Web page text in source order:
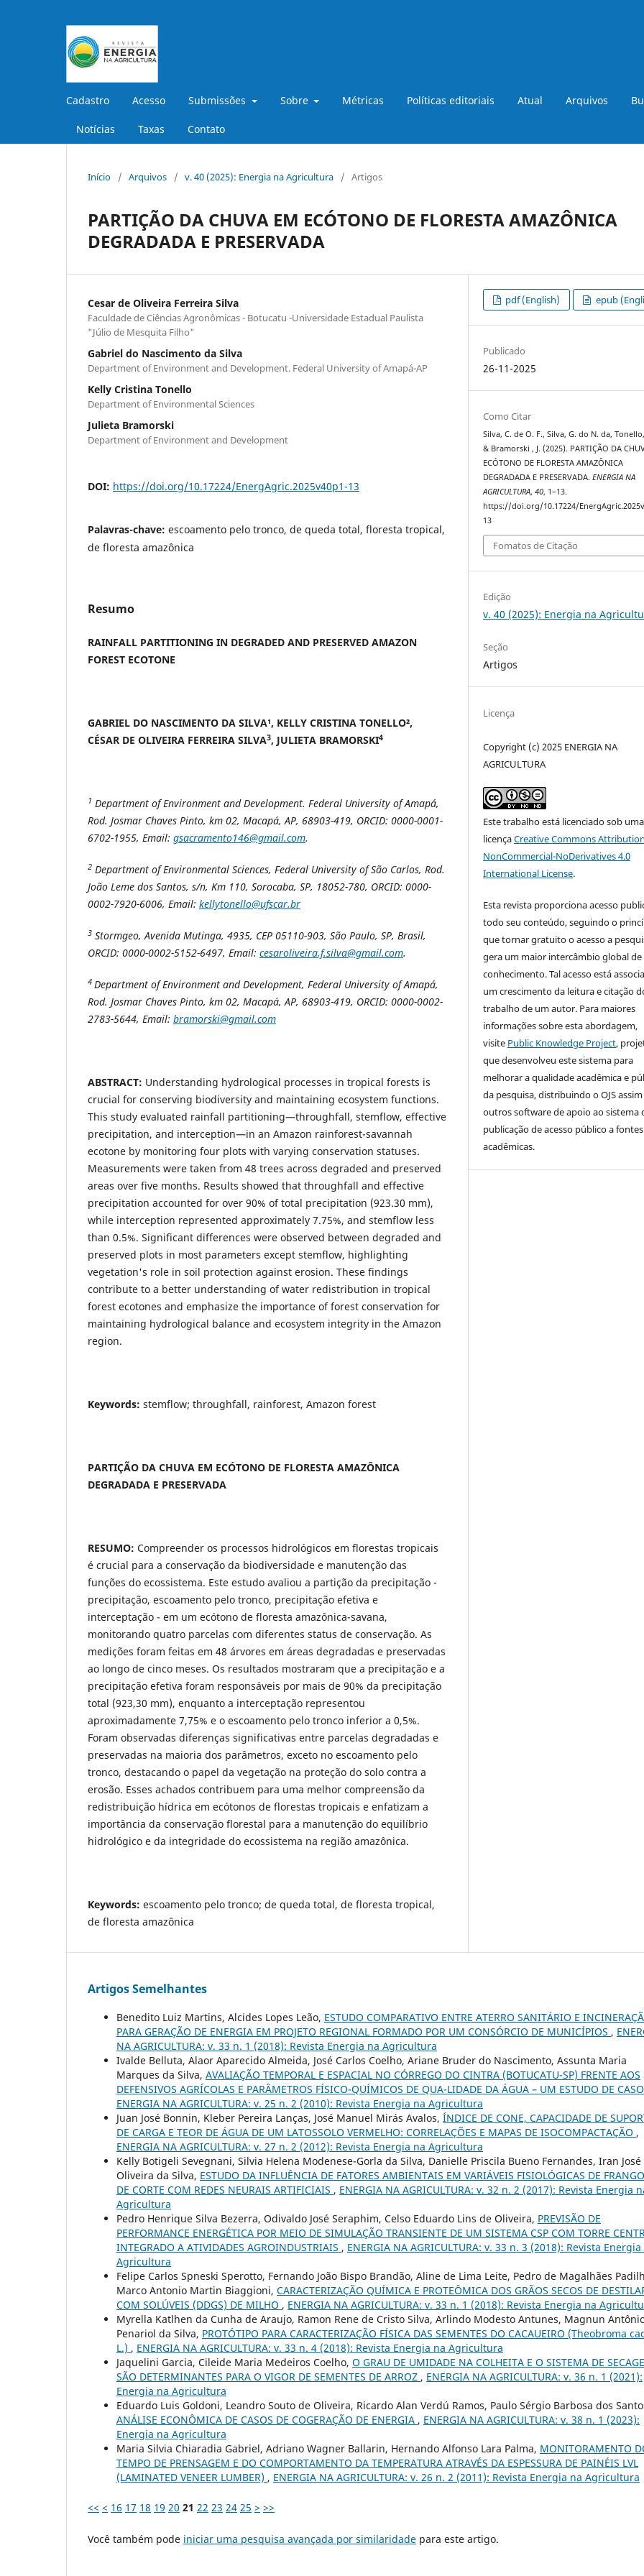
Cadastro Acesso Submissões Sobre Métricas Políticas editoriais Atual Arquivos
Notícias Taxas Contato
Início / Arquivos / v. 40 (2025): Energia na Agricultura / Artigos
PARTIÇÃO DA CHUVA EM ECÓTONO DE FLORESTA AMAZÔNICA
DEGRADADA E PRESERVADA
Cesar de Oliveira Ferreira Silva
Faculdade de Ciências Agronômicas - Botucatu -Universidade Estadual Paulista
"Júlio de Mesquita Filho"
Gabriel do Nascimento da Silva
Department of Environment and Development. Federal University of Amapá-AP
Kelly Cristina Tonello
Department of Environmental Sciences
Julieta Bramorski
Department of Environment and Development
DOI: https://doi.org/10.17224/EnergAgric.2025v40p1-13
Palavras-chave: escoamento pelo tronco, de queda total, floresta tropical,
de floresta amazônica
Resumo
RAINFALL PARTITIONING IN DEGRADED AND PRESERVED AMAZON
FOREST ECOTONE
GABRIEL DO NASCIMENTO DA SILVA¹, KELLY CRISTINA TONELLO²,
CÉSAR DE OLIVEIRA FERREIRA SILVA3, JULIETA BRAMORSKI4
1 Department of Environment and Development. Federal University of Amapá,
Rod. Josmar Chaves Pinto, km 02, Macapá, AP, 68903-419, ORCID: 0000-0001-
6702-1955, Email: gsacramento146@gmail.com.
2 Department of Environmental Sciences, Federal University of São Carlos, Rod.
João Leme dos Santos, s/n, Km 110, Sorocaba, SP, 18052-780, ORCID: 0000-
0002-7920-6006, Email: kellytonello@ufscar.br
3 Stormgeo, Avenida Mutinga, 4935, CEP 05110-903, São Paulo, SP, Brasil,
ORCID: 0000-0002-5152-6497, Email: cesaroliveira.f.silva@gmail.com.
4 Department of Environment and Development, Federal University of Amapá,
Rod. Josmar Chaves Pinto, km 02, Macapá, AP, 68903-419, ORCID: 0000-0002-
2783-5644, Email: bramorski@gmail.com
ABSTRACT: Understanding hydrological processes in tropical forests is
crucial for conserving biodiversity and maintaining ecosystem functions.
This study evaluated rainfall partitioning—throughfall, stemflow, effective
precipitation, and interception—in an Amazon rainforest-savannah
ecotone by monitoring four plots with varying conservation statuses.
Measurements were taken from 48 trees across degraded and preserved
areas over five months. Results showed that throughfall and effective
precipitation accounted for over 90% of total precipitation (923.30 mm),
while interception represented approximately 7.75%, and stemflow less
than 0.5%. Significant differences were observed between degraded and
preserved plots in most parameters except stemflow, highlighting
vegetation's role in soil protection against erosion. These findings
contribute to a better understanding of water redistribution in tropical
forest ecotones and emphasize the importance of forest conservation for
maintaining hydrological balance and ecosystem integrity in the Amazon
region.
Keywords: stemflow; throughfall, rainforest, Amazon forest
PARTIÇÃO DA CHUVA EM ECÓTONO DE FLORESTA AMAZÔNICA
DEGRADADA E PRESERVADA
RESUMO: Compreender os processos hidrológicos em florestas tropicais
é crucial para a conservação da biodiversidade e manutenção das
funções do ecossistema. Este estudo avaliou a partição da precipitação -
precipitação, escoamento pelo tronco, precipitação efetiva e
interceptação - em um ecótono de floresta amazônica-savana,
monitorando quatro parcelas com diferentes status de conservação. As
medições foram feitas em 48 árvores em áreas degradadas e preservadas
ao longo de cinco meses. Os resultados mostraram que a precipitação e a
precipitação efetiva foram responsáveis por mais de 90% da precipitação
total (923,30 mm), enquanto a interceptação representou
aproximadamente 7,75% e o escoamento pelo tronco inferior a 0,5%.
Foram observadas diferenças significativas entre parcelas degradadas e
preservadas na maioria dos parâmetros, exceto no escoamento pelo
tronco, destacando o papel da vegetação na proteção do solo contra a
erosão. Esses achados contribuem para uma melhor compreensão da
redistribuição hídrica em ecótonos de florestas tropicais e enfatizam a
importância da conservação florestal para a manutenção do equilíbrio
hidrológico e da integridade do ecossistema na região amazônica.
Keywords: escoamento pelo tronco; de queda total, de floresta tropical,
de floresta amazônica
pdf (English) epub
Publicado
26-11-2025
Como Citar
Silva, C. de O. F., Silva, G. do N. da,
& Bramorski , J. (2025). PARTIÇÃO DA
ECÓTONO DE FLORESTA AMAZÔNICA
DEGRADADA E PRESERVADA.ENERGIA NA
AGRICULTURA,40, 1–13.
https://doi.org/10.17224/
13
Fomatos de Citação
Edição
v. 40 (2025): Energia na
Seção
Artigos
Licença
Copyright (c) 2025 ENERGIA NA
AGRICULTURA
Este trabalho está licenciado sob uma
licençaCreative Commons
NonCommercial-NoDerivatives 4.0
International License.
Esta revista proporciona acesso
todo seu conteúdo, seguindo o
que tornar gratuito o acesso a
gera um maior intercâmbio global de
conhecimento. Tal acesso está
um crescimento da leitura e citação
trabalho de um autor. Para maiores
informações sobre esta abordagem,
visite Public Knowledge Project,
que desenvolveu este sistema para
melhorar a qualidade acadêmica e
da pesquisa, distribuindo o OJS
outros software de apoio ao sistema
publicação de acesso público a fontes
acadêmicas.
Artigos Semelhantes
Benedito Luiz Martins, Alcides Lopes Leão, ESTUDO COMPARATIVO ENTRE ATERRO SANITÁRIO E
PARA GERAÇÃO DE ENERGIA EM PROJETO REGIONAL FORMADO POR UM CONSÓRCIO DE MUNICÍPIOS ,
NA AGRICULTURA: v. 33 n. 1 (2018): Revista Energia na Agricultura
Ivalde Belluta, Alaor Aparecido Almeida, José Carlos Coelho, Ariane Bruder do Nascimento, Assunta Maria
Marques da Silva, AVALIAÇÃO TEMPORAL E ESPACIAL NO CÓRREGO DO CINTRA (BOTUCATU-SP) FRENTE AOS
DEFENSIVOS AGRÍCOLAS E PARÂMETROS FÍSICO-QUÍMICOS DE QUA-LIDADE DA ÁGUA – UM ESTUDO DE CASO
ENERGIA NA AGRICULTURA: v. 25 n. 2 (2010): Revista Energia na Agricultura
Juan José Bonnin, Kleber Pereira Lanças, José Manuel Mirás Avalos, ÍNDICE DE CONE, CAPACIDADE DE
DE CARGA E TEOR DE ÁGUA DE UM LATOSSOLO VERMELHO: CORRELAÇÕES E MAPAS DE ISOCOMPACTAÇÃO ,
ENERGIA NA AGRICULTURA: v. 27 n. 2 (2012): Revista Energia na Agricultura
Kelly Botigeli Sevegnani, Silvia Helena Modenese-Gorla da Silva, Danielle Priscila Bueno Fernandes, Iran José
Oliveira da Silva, ESTUDO DA INFLUÊNCIA DE FATORES AMBIENTAIS EM VARIÁVEIS FISIOLÓGICAS DE
DE CORTE COM REDES NEURAIS ARTIFICIAIS , ENERGIA NA AGRICULTURA: v. 32 n. 2 (2017): Revista Energia
Agricultura
Pedro Henrique Silva Bezerra, Odivaldo José Seraphim, Celso Eduardo Lins de Oliveira, PREVISÃO DE
PERFORMANCE ENERGÉTICA POR MEIO DE SIMULAÇÃO TRANSIENTE DE UM SISTEMA CSP COM TORRE
INTEGRADO A ATIVIDADES AGROINDUSTRIAIS , ENERGIA NA AGRICULTURA: v. 33 n. 3 (2018): Revista Energia
Agricultura
Felipe Carlos Spneski Sperotto, Fernando João Bispo Brandão, Aline de Lima Leite, Pedro de Magalhães
Marco Antonio Martin Biaggioni, CARACTERIZAÇÃO QUÍMICA E PROTEÔMICA DOS GRÃOS SECOS DE
COM SOLÚVEIS (DDGS) DE MILHO , ENERGIA NA AGRICULTURA: v. 33 n. 1 (2018): Revista Energia na
Myrella Katlhen da Cunha de Araujo, Ramon Rene de Cristo Silva, Arlindo Modesto Antunes, Magnun
Penariol da Silva, PROTÓTIPO PARA CARACTERIZAÇÃO FÍSICA DAS SEMENTES DO CACAUEIRO (Theobroma
L.) , ENERGIA NA AGRICULTURA: v. 33 n. 4 (2018): Revista Energia na Agricultura
Jaquelini Garcia, Cileide Maria Medeiros Coelho, O GRAU DE UMIDADE NA COLHEITA E O SISTEMA DE
SÃO DETERMINANTES PARA O VIGOR DE SEMENTES DE ARROZ , ENERGIA NA AGRICULTURA: v. 36 n. 1 (2021):
Energia na Agricultura
Eduardo Luis Goldoni, Leandro Souto de Oliveira, Ricardo Alan Verdú Ramos, Paulo Sérgio Barbosa dos
ANÁLISE ECONÔMICA DE CASOS DE COGERAÇÃO DE ENERGIA , ENERGIA NA AGRICULTURA: v. 38 n. 1 (2023):
Energia na Agricultura
Maria Silvia Chiaradia Gabriel, Adriano Wagner Ballarin, Hernando Alfonso Lara Palma, MONITORAMENTO
TEMPO DE PRENSAGEM E DO COMPORTAMENTO DA TEMPERATURA ATRAVÉS DA ESPESSURA DE PAINÉIS LVL
(LAMINATED VENEER LUMBER) , ENERGIA NA AGRICULTURA: v. 26 n. 2 (2011): Revista Energia na Agricultura
<< < 16 17 18 19 20 21 22 23 24 25 > >>
Você também pode iniciar uma pesquisa avançada por similaridade para este artigo.